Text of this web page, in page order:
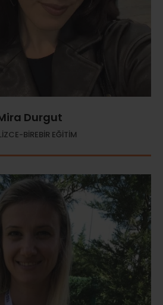
Durgut
BİREBİR EĞİTİM